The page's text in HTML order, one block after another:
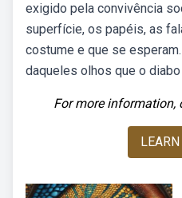
exigido pela convivência
superfície, os papéis, as
costume e que se
daqueles olhos que o diabo
For more information,